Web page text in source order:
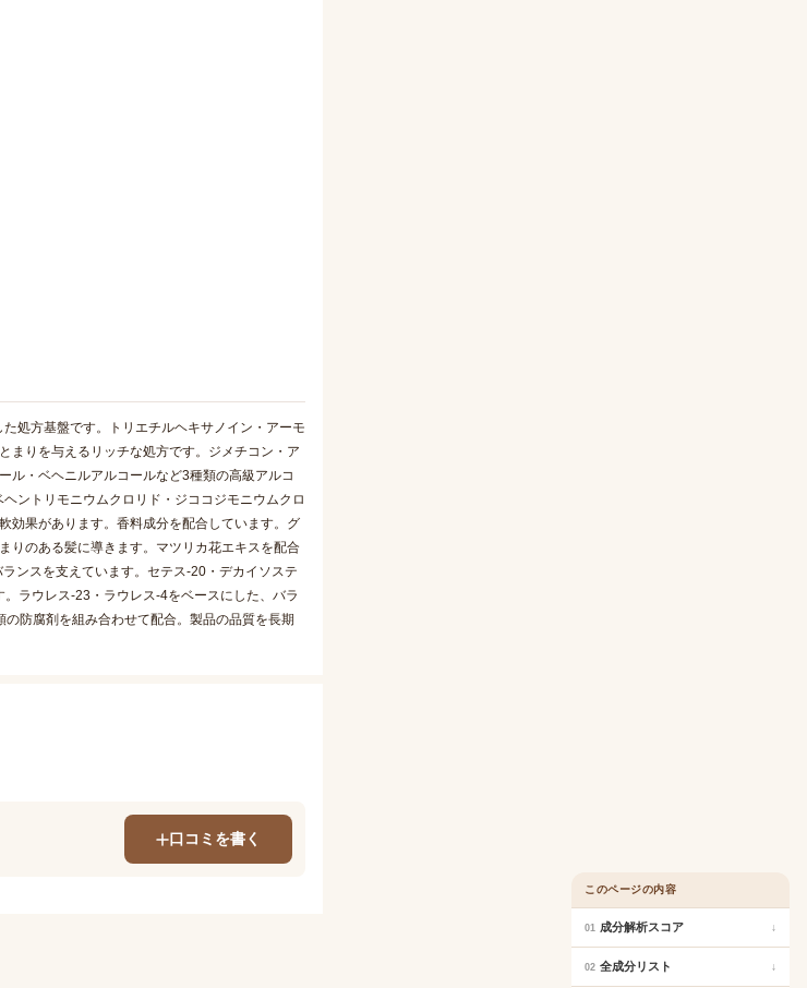
処方基盤です。トリエチルヘキサノイン・アーモ
まりを与えるリッチな処方です。ジメチコン・ア
ル・ベヘニルアルコールなど3種類の高級アルコ
ントリモニウムクロリド・ジココジモニウムクロ
効果があります。香料成分を配合しています。グ
りのある髪に導きます。マツリカ花エキスを配合
ンスを支えています。セテス-20・デカイソステ
ラウレス-23・ラウレス-4をベースにした、バラ
防腐剤を組み合わせて配合。製品の品質を長期
口コミを書く
このページの内容
01 成分解析スコア ↓
02 全成分リスト ↓